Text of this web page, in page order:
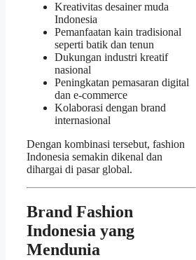
Kreativitas desainer muda
Indonesia
Pemanfaatan kain tradisional
seperti batik dan tenun
Dukungan industri kreatif
nasional
Peningkatan pemasaran digital
dan e-commerce
Kolaborasi dengan brand
internasional
Dengan kombinasi tersebut, fashion
Indonesia semakin dikenal dan
dihargai di pasar global.
Brand Fashion
Indonesia yang
Mendunia